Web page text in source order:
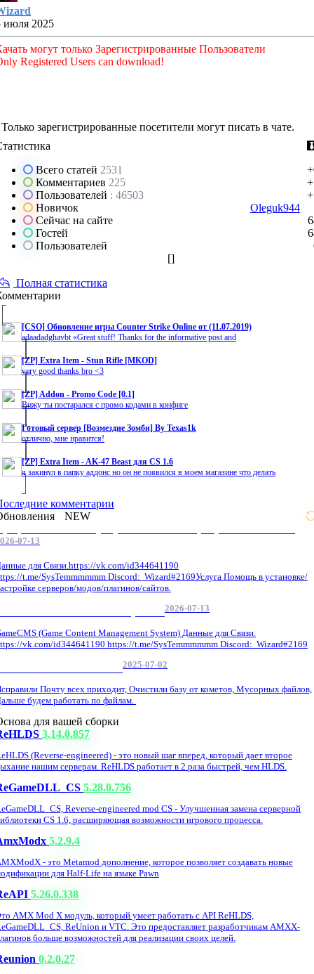
июля 2025
могут только Зарегистрированные Пользователи
Registered Users can download!
Только зарегистрированные посетители могут писать в чате.
Всего статей 2531
Комментариев 225
Пользователей : 46503
Новичок
Oleguk944
Сейчас на сайте
Гостей
Пользователей
[]
Полная статистика
[CSO] Обновление игры Counter Strike Online от (11.07.2019)
adaadadghavbt «Great stuff! Thanks for the informative post and
[ZP] Extra Item - Stun Rifle [MKOD]
very good thanks bro <3
[ZP] Addon - Promo Code [0.1]
Вижу ты постарался с промо кодами в конфиге
Готовый сервер [Возмездие Зомби] By Texas1k
отлично, мне нравится!
[ZP] Extra Item - AK-47 Beast для CS 1.6
я закинул в папку аддонс но он не появился в моем магазине что делать
комментарии
NEW
07-13
для Связи.https://vk.com/id344641190
t.me/SysTemmmmmm Discord: Wizard#2169Услуга Помощь в установке/
серверов/модов/плагинов/сайтов.
2026-07-13
(Game Content Management System) Данные для Связи.
vk.com/id344641190 https://t.me/SysTemmmmmm Discord: Wizard#2169
2025-07-02
Почту всех приходит, Очистили базу от кометов, Мусорных файлов,
будем работать по файлам.
для вашей сборки
3.14.0.857
(Reverse-engineered) - это новый шаг вперед, который дает второе
нашим серверам. ReHLDS работает в 2 раза быстрей, чем HLDS.
5.28.0.756
Reverse-engineered mod CS - Улучшенная замена серверной
CS 1.6, расширяющая возможности игрового процесса.
5.2.9.4
- это Metamod дополнение, которое позволяет создавать новые
для Half-Life на языке Pawn
5.26.0.338
AMX Mod X модуль, который умеет работать с API ReHLDS,
ReUnion и VTC. Это предоставляет разработчикам AMXX-
больше возможностей для реализации своих целей.
0.2.0.27